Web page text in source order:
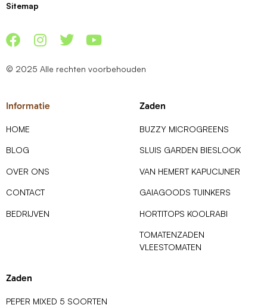
Sitemap
© 2025 Alle rechten voorbehouden
Informatie
HOME
BLOG
OVER ONS
CONTACT
BEDRIJVEN
Zaden
BUZZY MICROGREENS
SLUIS GARDEN BIESLOOK
VAN HEMERT KAPUCIJNER
GAIAGOODS TUINKERS
HORTITOPS KOOLRABI
TOMATENZADEN
VLEESTOMATEN
Zaden
PEPER MIXED 5 SOORTEN